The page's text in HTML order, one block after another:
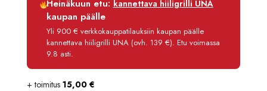
Korko
Käsittelymaksu
3,90 €/kk
Maksettava yhteensä
129,70 €
Heinäkuun etu: kannettava hiiligrilli UNA
kaupan päälle
Yli 900 € verkkokauppatilauksiin kaupan päälle
kannettava hiiligrilli UNA (ovh. 139 €). Etu voimassa
9.8 asti.
+ toimitus 15,00 €